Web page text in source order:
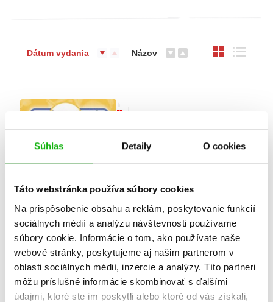
Súhlas Detaily O cookies
Táto webstránka používa súbory cookies
Na prispôsobenie obsahu a reklám, poskytovanie funkcií
sociálnych médií a analýzu návštevnosti používame
súbory cookie. Informácie o tom, ako používate naše
webové stránky, poskytujeme aj našim partnerom v
oblasti sociálnych médií, inzercie a analýzy. Títo partneri
môžu príslušné informácie skombinovať s ďalšími
údajmi, ktoré ste im poskytli alebo ktoré od vás získali,
Dátum vydania Názov
Ľudové rozprávky o
zvieratkách
Attila Győri